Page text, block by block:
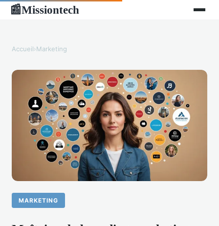
📰Missiontech
Accueil›Marketing
MARKETING